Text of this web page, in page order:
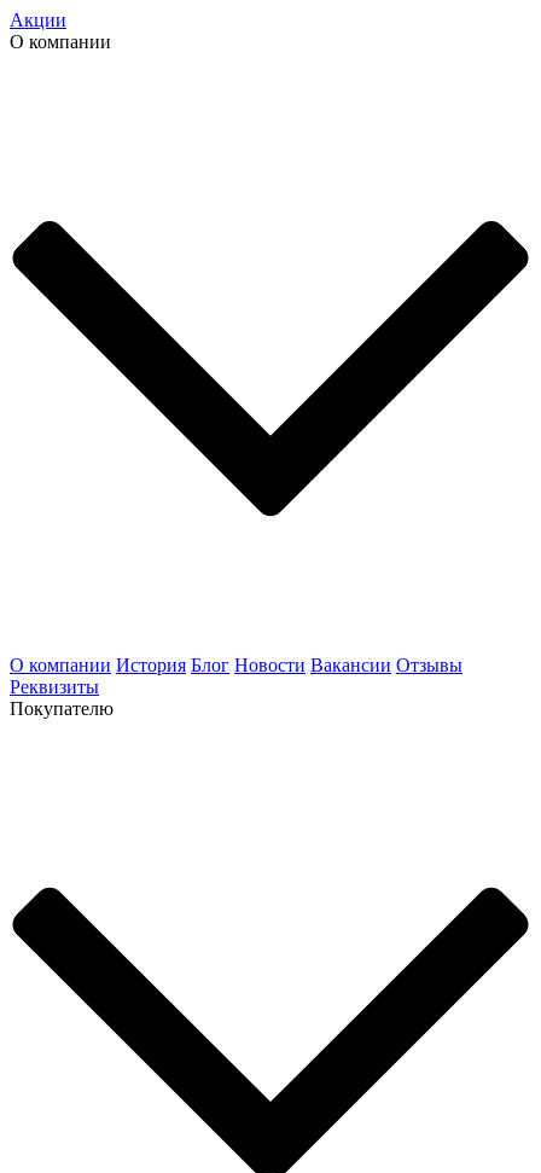
Акции
О компании
О компании История Блог Новости Вакансии Отзывы
Реквизиты
Покупателю